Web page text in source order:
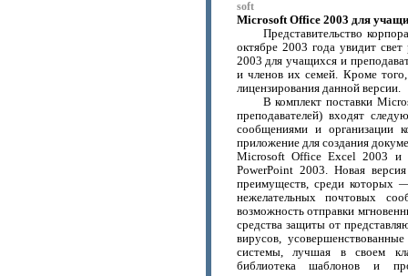
soft
Microsoft Office 2003 для
Представительство
октябре 2003 года увидит
2003 для учащихся и
и членов их семей. Кроме
лицензирования данной версии.
В комплект поставки
преподавателей) входят
сообщениями и организации
приложение для создания
Microsoft Office Excel 2003 и
PowerPoint 2003. Новая
преимуществ, среди которых
нежелательных почтовых
возможность отправки
средства защиты от
вирусов,
системы, лучшая в своем
библиотека шаблонов и